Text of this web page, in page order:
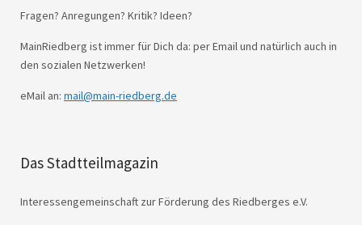
Fragen? Anregungen? Kritik? Ideen?
MainRiedberg ist immer für Dich da: per Email und natürlich auch in
den sozialen Netzwerken!
eMail an: mail@main-riedberg.de
Das Stadtteilmagazin
Interessengemeinschaft zur Förderung des Riedberges e.V.